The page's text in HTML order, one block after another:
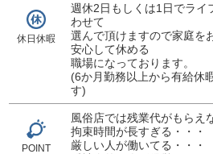
休日休暇
週休2日もしくは1日でライ
わせて
選んで頂けますので家庭を
安心して休める
職場になっております。
(6か月勤務以上から有給休
す)
POINT
風俗店では残業代がもらえ
拘束時間が長すぎる・・・
厳しい人が働いてる・・・